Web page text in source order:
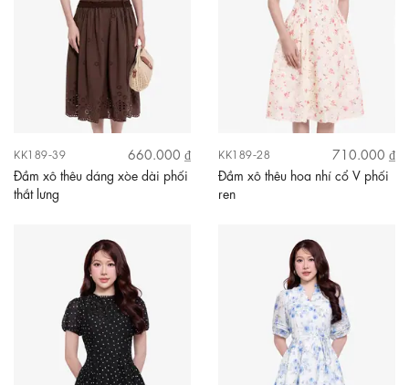
KK189-39
660.000 ₫
Đầm xô thêu dáng xòe dài phối
thắt lưng
KK189-28
710.000 ₫
Đầm xô thêu hoa nhí cổ V phối
ren